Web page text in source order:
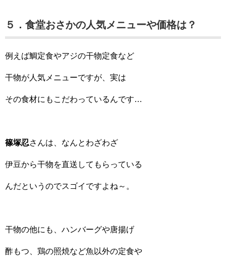
５．食堂おさかの人気メニューや価格は？
例えば鯛定食やアジの干物定食など
干物が人気メニューですが、実は
その食材にもこだわっているんです…
篠塚忍さんは、なんとわざわざ
伊豆から干物を直送してもらっている
んだというのでスゴイですよね～。
干物の他にも、ハンバーグや唐揚げ
酢もつ、鶏の照焼など魚以外の定食や